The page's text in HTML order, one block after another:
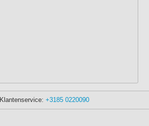
Klantenservice: +3185 0220090